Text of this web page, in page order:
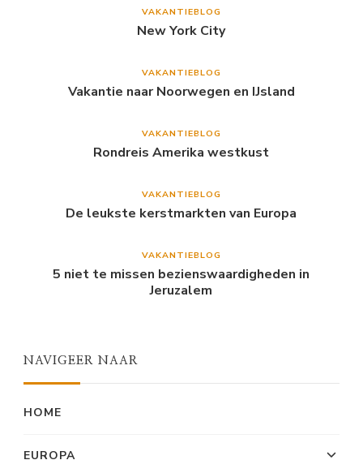
VAKANTIEBLOG
New York City
VAKANTIEBLOG
Vakantie naar Noorwegen en IJsland
VAKANTIEBLOG
Rondreis Amerika westkust
VAKANTIEBLOG
De leukste kerstmarkten van Europa
VAKANTIEBLOG
5 niet te missen bezienswaardigheden in
Jeruzalem
NAVIGEER NAAR
HOME
EUROPA